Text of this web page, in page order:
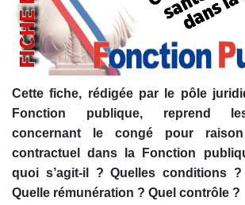
Cette fiche, rédigée par le pôle
Fonction publique, reprend
concernant le congé pour
contractuel dans la Fonction
quoi s’agit-il ? Quelles conditions
Quelle rémunération ? Quel contrôle ?